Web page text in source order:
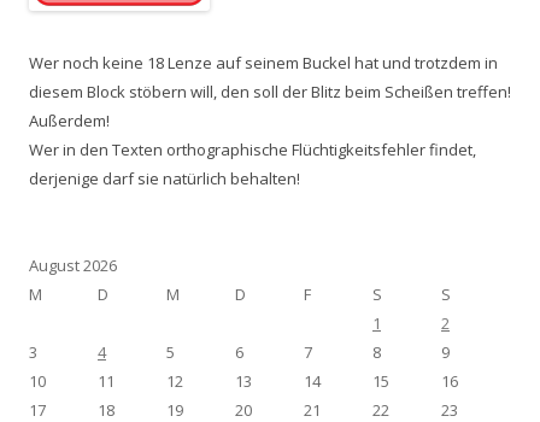
Wer noch keine 18 Lenze auf seinem Buckel hat und trotzdem in
diesem Block stöbern will, den soll der Blitz beim Scheißen treffen!
Außerdem!
Wer in den Texten orthographische Flüchtigkeitsfehler findet,
derjenige darf sie natürlich behalten!
August 2026
M
D M D F S
S
1
2
3
4 5 6 7 8
9
10
11 12 13 14 15
16
17
18 19 20 21 22
23